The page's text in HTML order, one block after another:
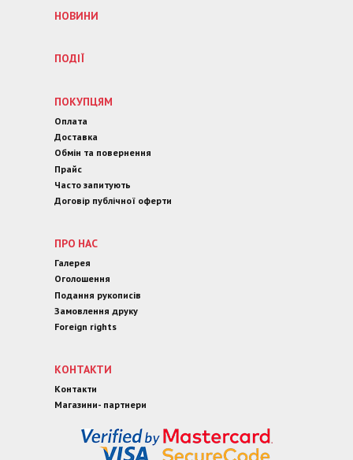
НОВИНИ
ПОДІЇ
ПОКУПЦЯМ
Оплата
Доставка
Обмін та повернення
Прайс
Часто запитують
Договір публічної оферти
ПРО НАС
Галерея
Оголошення
Подання рукописів
Замовлення друку
Foreign rights
КОНТАКТИ
Контакти
Магазини- партнери